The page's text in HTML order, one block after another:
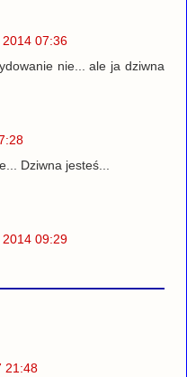
07:36
nie... ale ja dziwna
Dziwna jesteś...
09:29
21:48